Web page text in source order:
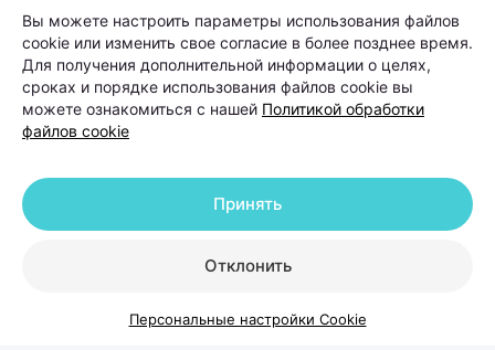
У женщин выпадение волос чаще
связано с гормональными
изменениями, дефицитными
состояниями, стрессом,
восстановлением после перенесенных
месте стоит андрогенетическая
алопеция — наследственный тип
Вы можете настроить параметры использования файлов
cookie или изменить свое согласие в более позднее время.
Для получения дополнительной информации о целях,
сроках и порядке использования файлов cookie вы
можете ознакомиться с нашей Политикой обработки
файлов cookie
Отклонить
Принять
Персональные настройки Cookie